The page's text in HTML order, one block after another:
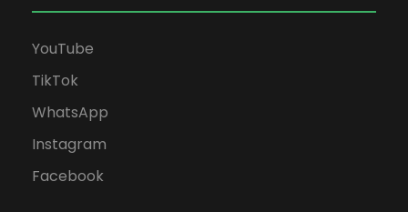
YouTube
TikTok
WhatsApp
Instagram
Facebook